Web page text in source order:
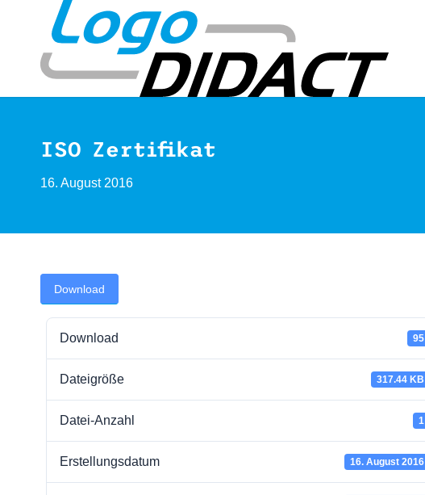
ISO Zertifikat
16. August 2016
Download
Download 95
Dateigröße 317.44 KB
Datei-Anzahl 1
Erstellungsdatum 16. August 2016